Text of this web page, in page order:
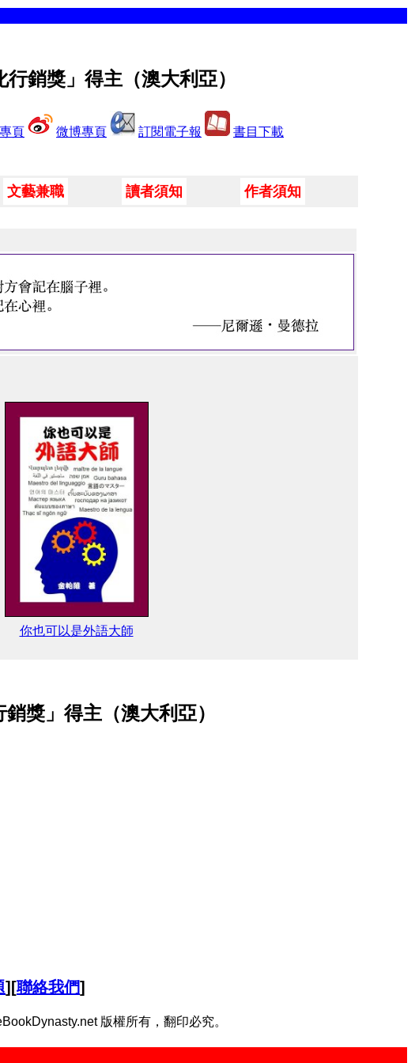
銷獎」得主（澳大利亞）
頁 微博專頁 訂閱電子報 書目下載
文藝兼職 讀者須知 作者須知
你也可以是外語大師
獎」得主（澳大利亞）
][聯絡我們]
版權所有，翻印必究。